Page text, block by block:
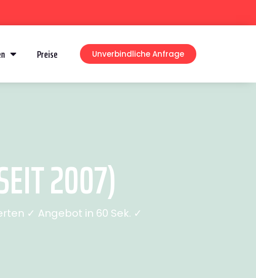
Preise Unverbindliche Anfrage
2007)
✓ Angebot in 60 Sek. ✓